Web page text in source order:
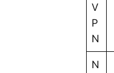
V
P
N
N